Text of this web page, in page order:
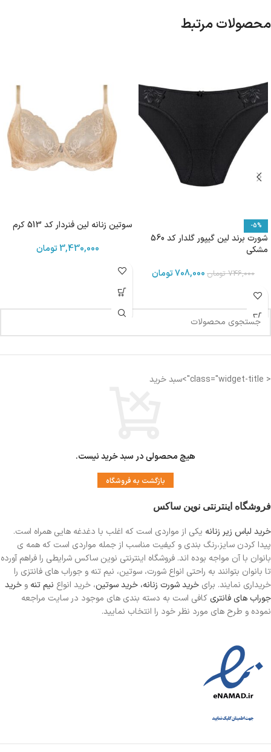
محصولات مرتبط
-5%
شورت برند لین گیپور گلدار کد 560
مشکی
746,000 تومان 708,000تومان
سوتین زنانه لین فنردار کد 513 کرم
3,430,000تومان
< class="widget-title">سبد خرید
هیچ محصولی در سبد خرید نیست.
بازگشت به فروشگاه
فروشگاه اینترنتی نوین ساکس
خرید لباس زیر زنانه یکی از مواردی است که اغلب با دغدغه هایی همراه است.
پیدا کردن سایز،رنگ بندی و کیفیت مناسب از جمله مواردی است که همه ی
بانوان با آن مواجه بوده اند. فروشگاه اینترنتی نوین ساکس شرایطی را فراهم آورده
تا بانوان بتوانند به راحتی انواع شورت، سوتین، نیم تنه و جوراب های فانتزی را
خریداری نمایند. برای خرید شورت زنانه، خرید سوتین، خرید انواع نیم تنه و خرید
جوراب های فانتری کافی است به دسته بندی های موجود در سایت مراجعه
نموده و طرح های مورد نظر خود را انتخاب نمایید.